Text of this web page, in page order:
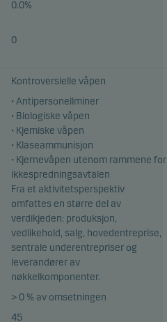
0.0%
0
Kontroversielle våpen
• Antipersonellminer
• Biologiske våpen
• Kjemiske våpen
• Klaseammunisjon
• Kjernevåpen utenom rammene for
ikkespredningsavtalen
Fra et aktivitetsperspektiv
omfattes en større del av
verdikjeden: produksjon,
vedlikehold, salg, hovedentreprise,
sentrale underentrepriser og
leverandører av
nøkkelkomponenter.
> 0 % av omsetningen
45